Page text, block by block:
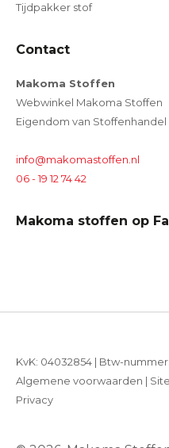
Tijdpakker stof
Contact
Makoma Stoffen
Webwinkel Makoma Stoffen
Eigendom van
info@makomastoffen.nl
06 - 19 12 74 42
Makoma stoffen op
KvK: 04032854 | Btw-nummer:
Algemene voorwaarden |
Privacy